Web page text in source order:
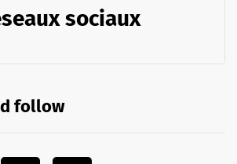
sociaux
follow